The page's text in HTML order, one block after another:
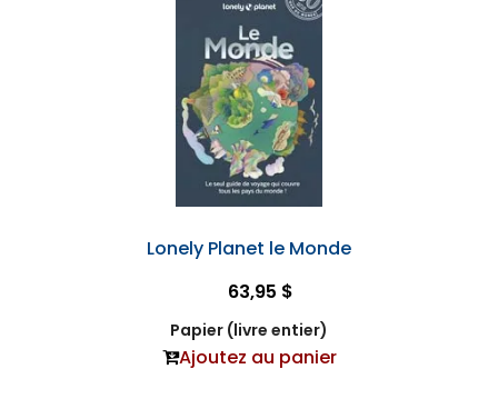
Lonely Planet le Monde
63,95 $
Papier (livre entier)
Ajoutez au panier